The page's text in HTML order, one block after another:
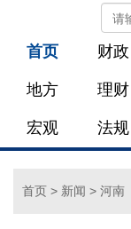
首页 财政
地方 理财
宏观 法规
首页 > 新闻 > 河南